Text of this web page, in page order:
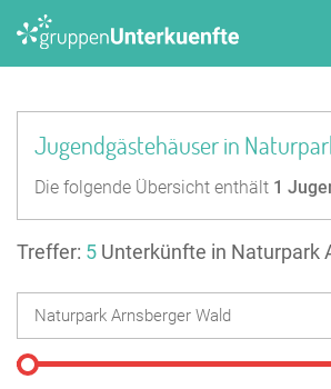
Jugendgästehäuser in
Die folgende Übersicht enthält 1
Treffer: 5 Unterkünfte in Naturpark